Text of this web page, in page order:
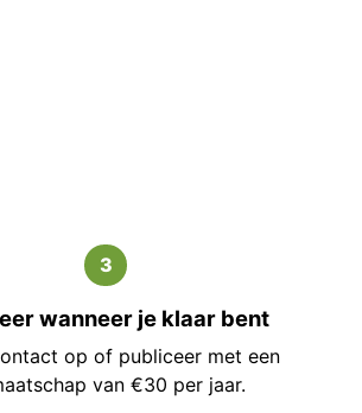
3
wanneer je klaar bent
op of publiceer met een
van €30 per jaar.